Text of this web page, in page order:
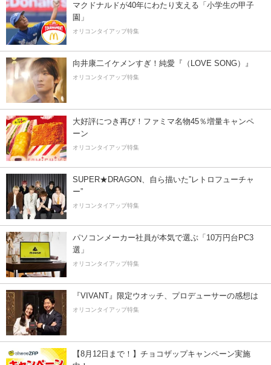
マクドナルドが40年にわたり支える「小学生の甲子
園」
オリコンタイアップ特集
向井康二イケメンすぎ！純愛『（LOVE SONG）』
オリコンタイアップ特集
大好評につき再び！ファミマ名物45％増量キャンペ
ーン
オリコンタイアップ特集
SUPER★DRAGON、自ら描いた”レトロフューチャ
ー”
オリコンタイアップ特集
パソコンメーカー社員が本気で選ぶ「10万円台PC3
選」
オリコンタイアップ特集
『VIVANT』限定ウオッチ、プロデューサーの感想は
オリコンタイアップ特集
【8月12日まで！】チョコザップキャンペーン実施